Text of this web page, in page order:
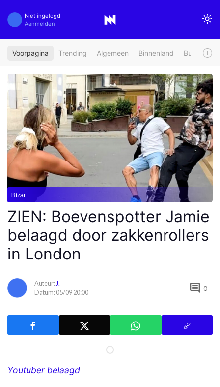
Niet ingelogd
Aanmelden
Voorpagina Trending Algemeen Binnenland Buitenland
Bizar
ZIEN: Boevenspotter Jamie
belaagd door zakkenrollers
in London
Auteur:J.
Datum: 05/09 20:00
comment 0
Youtuber belaagd